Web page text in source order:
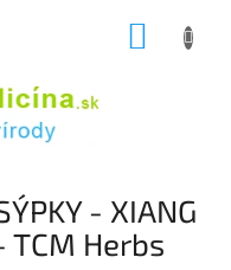
- XIANG
TCM Herbs